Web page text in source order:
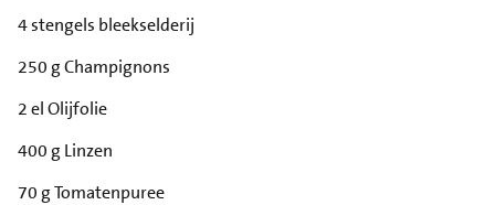
4 stengels bleekselderij
250 g Champignons
2 el Olijfolie
400 g Linzen
70 g Tomatenpuree